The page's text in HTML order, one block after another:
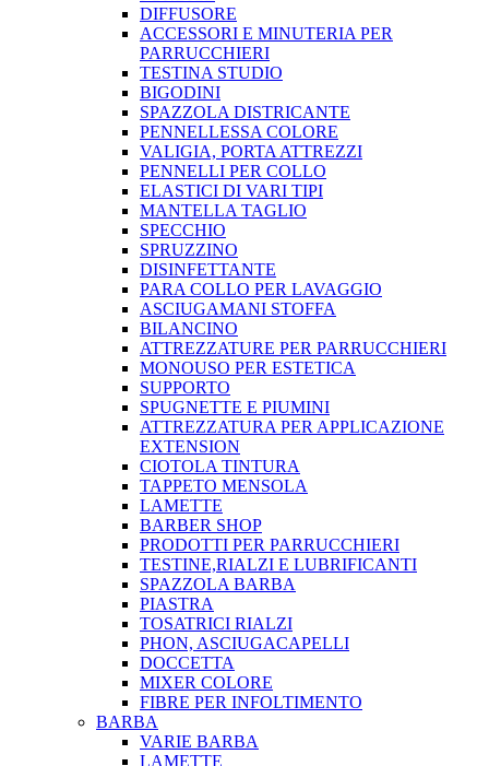
DIFFUSORE
ACCESSORI E MINUTERIA PER
PARRUCCHIERI
TESTINA STUDIO
BIGODINI
SPAZZOLA DISTRICANTE
PENNELLESSA COLORE
VALIGIA, PORTA ATTREZZI
PENNELLI PER COLLO
ELASTICI DI VARI TIPI
MANTELLA TAGLIO
SPECCHIO
SPRUZZINO
DISINFETTANTE
PARA COLLO PER LAVAGGIO
ASCIUGAMANI STOFFA
BILANCINO
ATTREZZATURE PER PARRUCCHIERI
MONOUSO PER ESTETICA
SUPPORTO
SPUGNETTE E PIUMINI
ATTREZZATURA PER APPLICAZIONE
EXTENSION
CIOTOLA TINTURA
TAPPETO MENSOLA
LAMETTE
BARBER SHOP
PRODOTTI PER PARRUCCHIERI
TESTINE,RIALZI E LUBRIFICANTI
SPAZZOLA BARBA
PIASTRA
TOSATRICI RIALZI
PHON, ASCIUGACAPELLI
DOCCETTA
MIXER COLORE
FIBRE PER INFOLTIMENTO
BARBA
VARIE BARBA
LAMETTE